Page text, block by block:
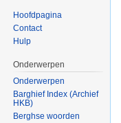
Hoofdpagina
Contact
Hulp
Onderwerpen
Onderwerpen
Barghief Index (Archief
HKB)
Berghse woorden